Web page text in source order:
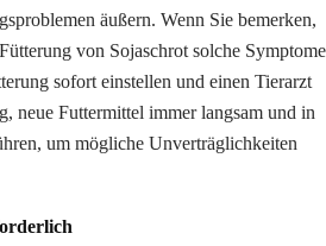
äußern. Wenn Sie bemerken,
von Sojaschrot solche Symptome
sofort einstellen und einen Tierarzt
neue Futtermittel immer langsam und in
um mögliche Unverträglichkeiten